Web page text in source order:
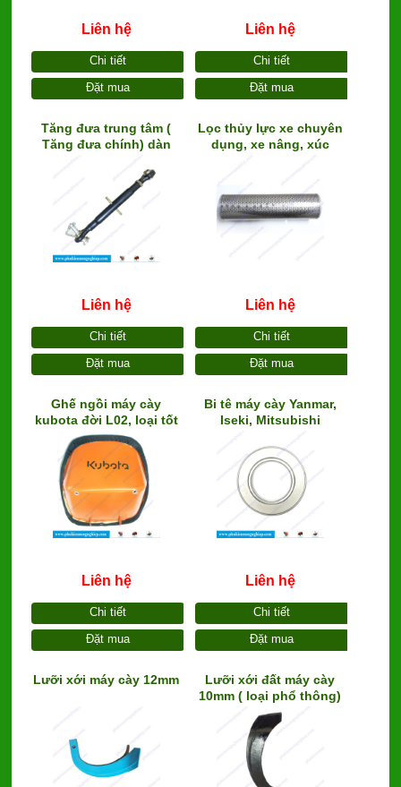
Liên hệ
Chi tiết
Đặt mua
Liên hệ
Chi tiết
Đặt mua
Tăng đưa trung tâm (
Tăng đưa chính) dàn
Liên hệ
Chi tiết
Đặt mua
Lọc thủy lực xe chuyên
dụng, xe nâng, xúc
Liên hệ
Chi tiết
Đặt mua
Ghế ngồi máy cày
kubota đời L02, loại tốt
Liên hệ
Chi tiết
Đặt mua
Bi tê máy cày Yanmar,
Iseki, Mitsubishi
Liên hệ
Chi tiết
Đặt mua
Lưỡi xới máy cày 12mm
Lưỡi xới đất máy cày
10mm ( loại phổ thông)